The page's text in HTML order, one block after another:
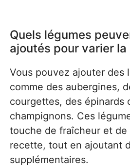
Quels légumes
ajoutés pour varier
Vous pouvez ajouter des
comme des aubergines,
courgettes, des épinards
champignons. Ces
touche de fraîcheur et de
recette, tout en ajoutant
supplémentaires.